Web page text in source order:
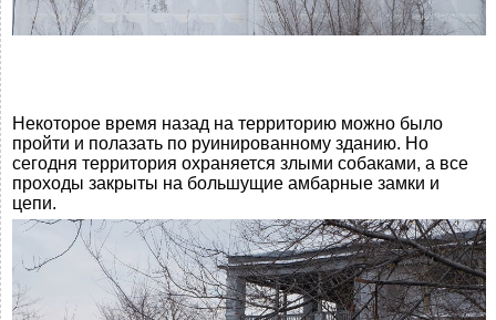
Некоторое время назад на территорию можно было
пройти и полазать по руинированному зданию. Но
сегодня территория охраняется злыми собаками, а все
проходы закрыты на большущие амбарные замки и
цепи.